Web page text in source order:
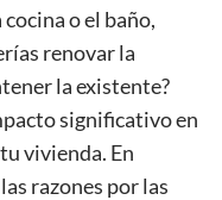
o el baño,
renovar la
la existente?
significativo en
vivienda. En
razones por las